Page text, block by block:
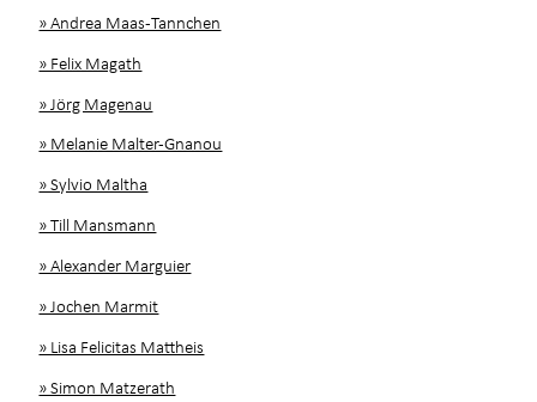
» Andrea Maas-Tannchen
» Felix Magath
» Jörg Magenau
» Melanie Malter-Gnanou
» Sylvio Maltha
» Till Mansmann
» Alexander Marguier
» Jochen Marmit
» Lisa Felicitas Mattheis
» Simon Matzerath